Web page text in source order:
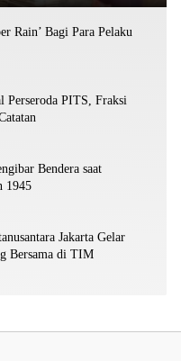
Rain’ Bagi Para Pelaku
Perseroda PITS, Fraksi
Bendera saat
1945
Jakarta Gelar
Bersama di TIM